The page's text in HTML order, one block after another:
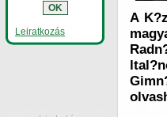
Leiratkozás
A